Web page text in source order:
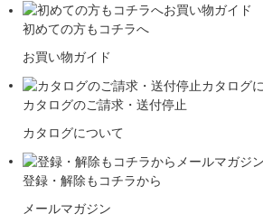
初めての方もコチラへ
お買い物ガイド
カタログのご請求・送付停止
カタログについて
登録・解除もコチラから
メールマガジン